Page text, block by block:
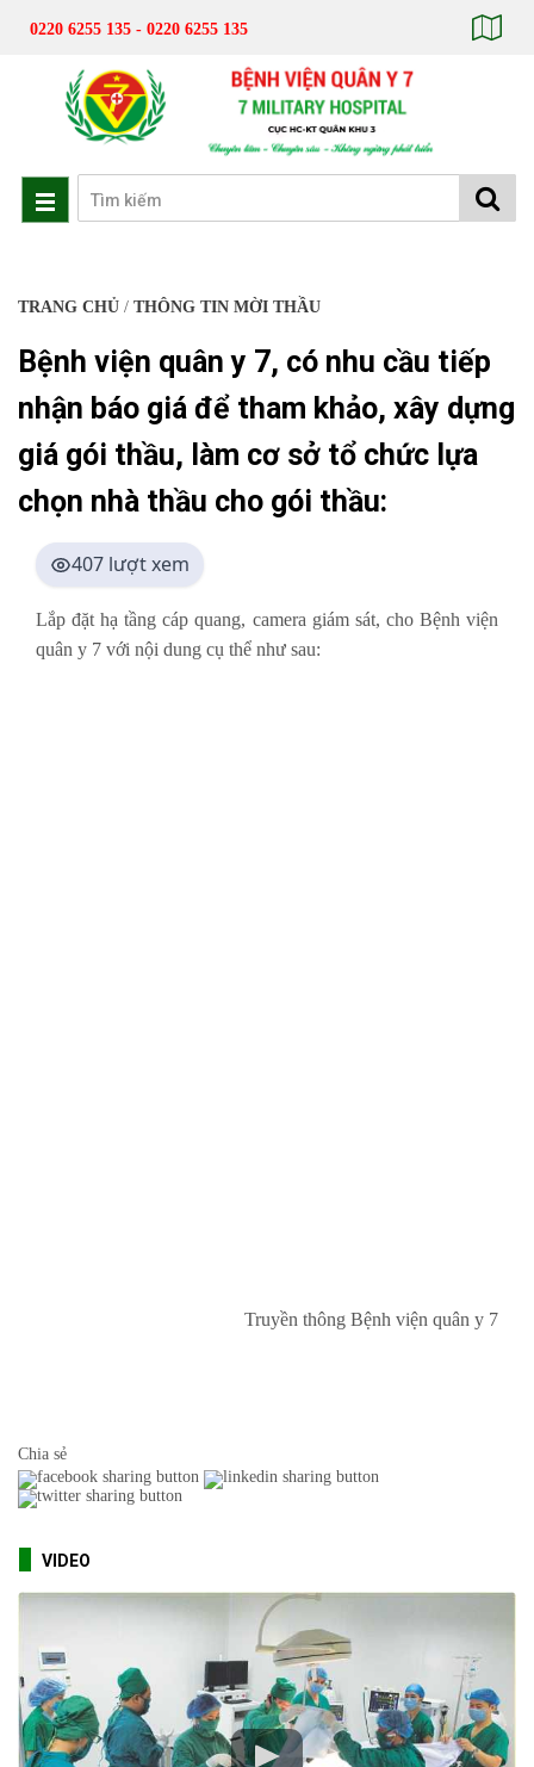
0220 6255 135 - 0220 6255 135
VIDEO
TRANG CHỦ / THÔNG TIN MỜI THẦU
Bệnh viện quân y 7, có nhu cầu tiếp
nhận báo giá để tham khảo, xây dựng
giá gói thầu, làm cơ sở tổ chức lựa
chọn nhà thầu cho gói thầu:
407 lượt xem
Lắp đặt hạ tầng cáp quang, camera giám sát, cho Bệnh viện
quân y 7 với nội dung cụ thể như sau:
Truyền thông Bệnh viện quân y 7
Chia sẻ